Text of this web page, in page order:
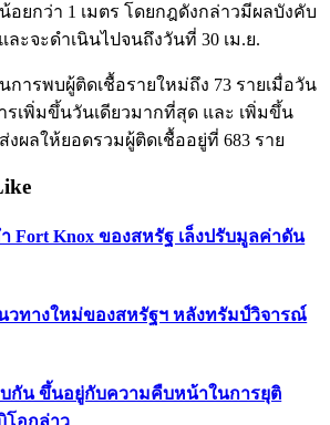
อยกว่า 1 เมตร โดยกฎดังกล่าวมีผลบังคับ
ะจะดำเนินไปจนถึงวันที่ 30 เม.ย.
รพบผู้ติดเชื้อรายใหม่ถึง 73 รายเมื่อวัน
รเพิ่มขึ้นวันเดียวมากที่สุด และ เพิ่มขึ้น
งผลให้ยอดรวมผู้ติดเชื้ออยู่ที่ 683 ราย
Fort Knox ของสหรัฐ เล็งปรับมูลค่าดัน
วทางใหม่ของสหรัฐฯ หลังทรัมป์วิจารณ์
กัน ขึ้นอยู่กับความคืบหน้าในการยุติ